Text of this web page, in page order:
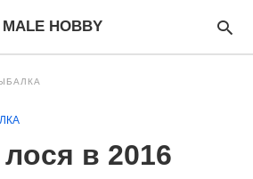
MALE HOBBY
в 2016